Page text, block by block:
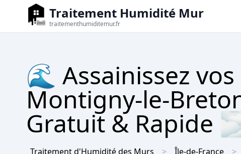
Traitement Humidité Mur
traitementhumiditemur.fr
🌊 Assainissez
Montigny-le-
Gratuit & Rapide
Traitement d'Humidité des Murs Île-de-France